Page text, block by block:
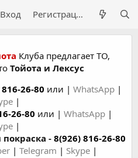
Вход Регистрация
Клуба предлагает ТО,
Тойота и Лексус
26-80 или | WhatsApp |
|
26-80 или | WhatsApp |
|
- 8(926) 816-26-80
| Telegram | Skype |